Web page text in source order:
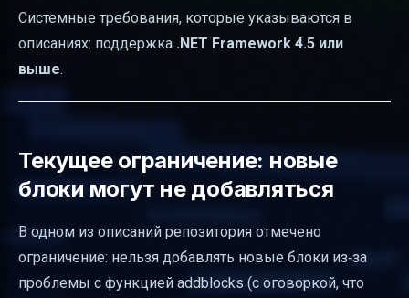
Системные требования, которые указываются в
описаниях: поддержка .NET Framework 4.5 или
выше.
Текущее ограничение: новые
блоки могут не добавляться
В одном из описаний репозитория отмечено
ограничение: нельзя добавлять новые блоки из‑за
проблемы с функцией addblocks (с оговоркой, что